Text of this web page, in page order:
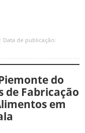
Data de publicação:
do
de Fabricação
em